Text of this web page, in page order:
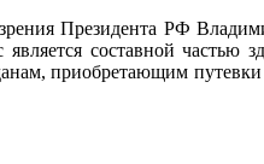
Президента РФ
составной
приобретающим